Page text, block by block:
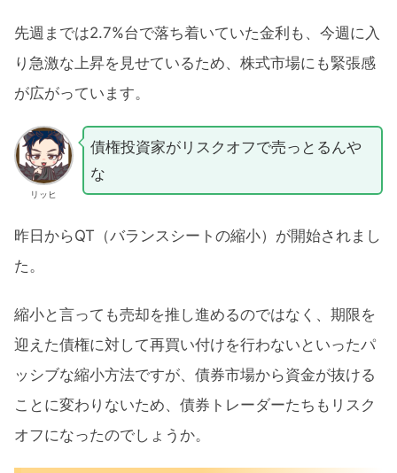
先週までは2.7%台で落ち着いていた金利も、今週に入
り急激な上昇を見せているため、株式市場にも緊張感
が広がっています。
リッヒ
債権投資家がリスクオフで売っとるんや
な
昨日からQT（バランスシートの縮小）が開始されまし
た。
縮小と言っても売却を推し進めるのではなく、期限を
迎えた債権に対して再買い付けを行わないといったパ
ッシブな縮小方法ですが、債券市場から資金が抜ける
ことに変わりないため、債券トレーダーたちもリスク
オフになったのでしょうか。